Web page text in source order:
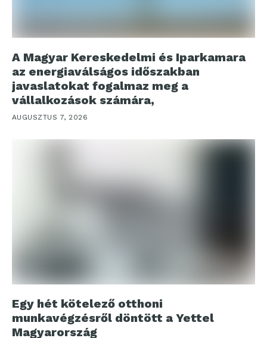
A Magyar Kereskedelmi és Iparkamara
az energiaválságos időszakban
javaslatokat fogalmaz meg a
vállalkozások számára,
AUGUSZTUS 7, 2026
Egy hét kötelező otthoni
munkavégzésről döntött a Yettel
Magyarország